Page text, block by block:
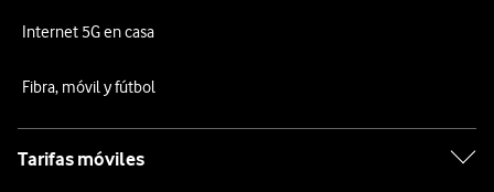
Internet 5G en casa
Fibra, móvil y fútbol
Tarifas móviles